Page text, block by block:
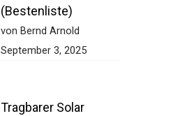
(Bestenliste)
von Bernd Arnold
September 3, 2025
Tragbarer Solar